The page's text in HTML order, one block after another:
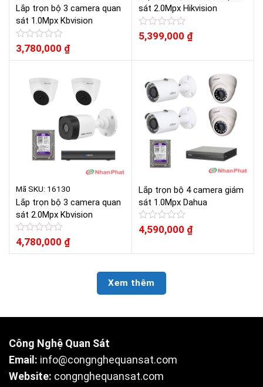
Lắp trọn bộ 3 camera quan
sát 1.0Mpx Kbvision
Được
xếp
3,780,000 ₫
sát 2.0Mpx Hikvision
Được
xếp
0
sao
5,399,000 ₫
Mã SKU: 16130
Lắp trọn bộ 3 camera quan
sát 2.0Mpx Kbvision
Được
xếp
4,780,000 ₫
Lắp trọn bộ 4 camera giám
sát 1.0Mpx Dahua
Được
xếp
0
4,590,000 ₫
Xem thêm
Công Nghệ Quan Sát
Email: info@congnghequansat.com
Website: congnghequansat.com